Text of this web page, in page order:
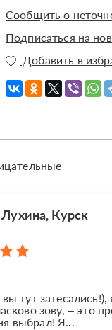
Сообщить о
Подписаться на
Добавить в
Курск
тут
зову, – это
выбрал! Я...